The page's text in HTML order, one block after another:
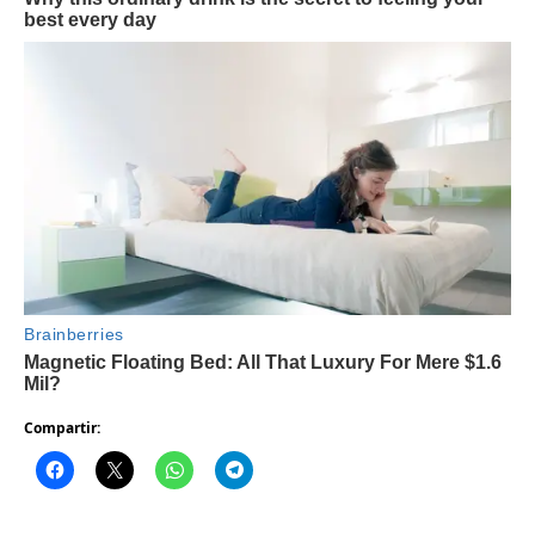
Compartir: